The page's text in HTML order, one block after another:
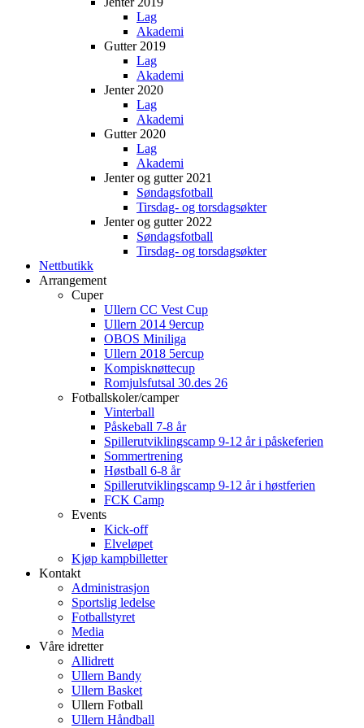
Lag
Akademi
Gutter 2019
Lag
Akademi
Jenter 2020
Lag
Akademi
Gutter 2020
Lag
Akademi
Jenter og gutter 2021
Søndagsfotball
Tirsdag- og torsdagsøkter
Jenter og gutter 2022
Søndagsfotball
Tirsdag- og torsdagsøkter
Nettbutikk
Arrangement
Cuper
Ullern CC Vest Cup
Ullern 2014 9ercup
OBOS Miniliga
Ullern 2018 5ercup
Kompisknøttecup
Romjulsfutsal 30.des 26
Fotballskoler/camper
Vinterball
Påskeball 7-8 år
Spillerutviklingscamp 9-12 år i påskeferien
Sommertrening
Høstball 6-8 år
Spillerutviklingscamp 9-12 år i høstferien
FCK Camp
Events
Kick-off
Elveløpet
Kjøp kampbilletter
Kontakt
Administrasjon
Sportslig ledelse
Fotballstyret
Media
Våre idretter
Allidrett
Ullern Bandy
Ullern Basket
Ullern Fotball
Ullern Håndball